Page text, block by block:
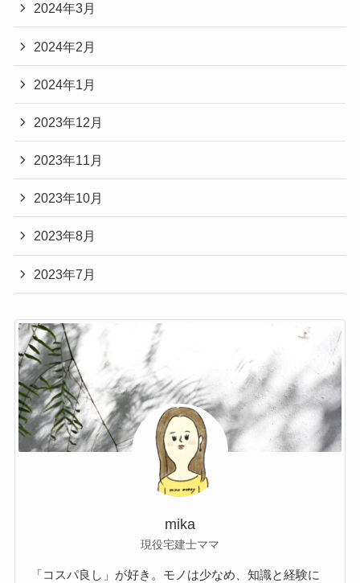
2024年3月
2024年2月
2024年1月
2023年12月
2023年11月
2023年10月
2023年8月
2023年7月
mika
現役宅建士ママ
「コスパ良し」が好き。モノは少なめ、知識と経験に